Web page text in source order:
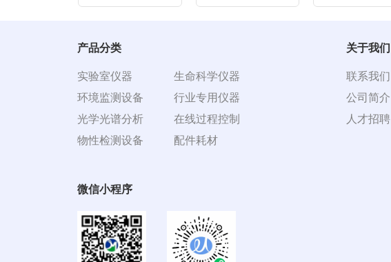
产品分类
实验室仪器
环境监测设备
光学光谱分析
物性检测设备
生命科学仪器
行业专用仪器
在线过程控制
配件耗材
关于我们
联系我们
公司简介
人才招聘
微信小程序